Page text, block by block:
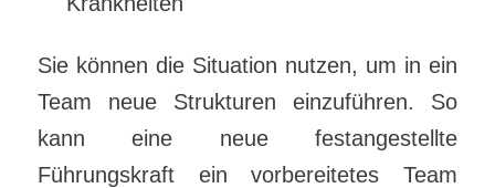
Sie können die Situation nutzen, um in ein
Team neue Strukturen einzuführen. So
kann eine neue festangestellte
Führungskraft ein vorbereitetes Team